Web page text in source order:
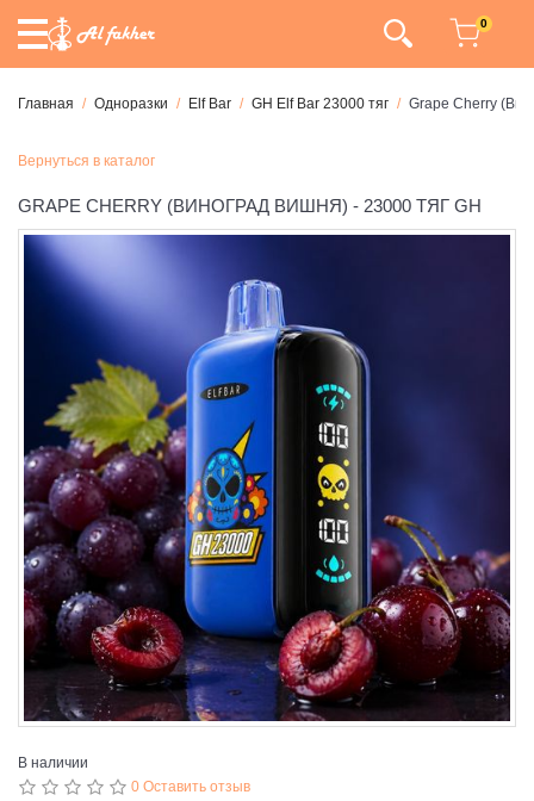
0
Главная Одноразки Elf Bar GH Elf Bar 23000 тяг Grape Cherry
Вернуться в каталог
GRAPE CHERRY (ВИНОГРАД ВИШНЯ) - 23000 ТЯГ GH
В наличии
0 Оставить отзыв